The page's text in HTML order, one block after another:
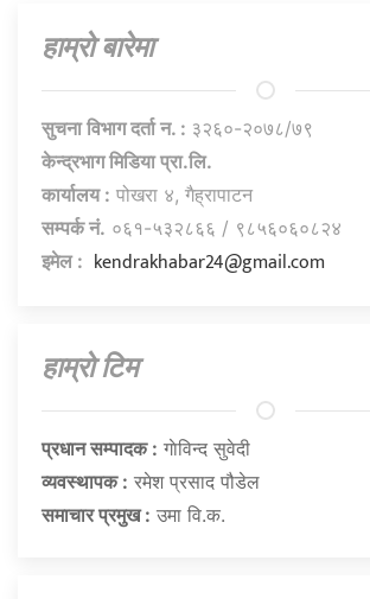
हाम्राे बारेमा
सुचना विभाग दर्ता न. : ३२६०-२०७८/७९
केन्द्रभाग मिडिया प्रा.लि.
कार्यालय : पोखरा ४, गैह्रापाटन
सम्पर्क नं. ०६१-५३२८६६ / ९८५६०६०८२४
इमेल : kendrakhabar24@gmail.com
हाम्राे टिम
प्रधान सम्पादक : गाेविन्द सुवेदी
व्यवस्थापक : रमेश प्रसाद पौडेल
समाचार प्रमुख : उमा वि.क.